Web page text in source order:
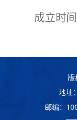
成立时间
地址
邮编：